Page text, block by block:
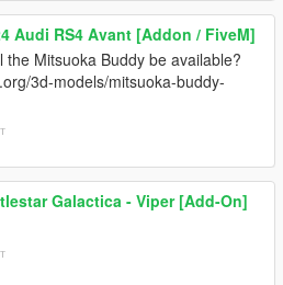
Audi RS4 Avant [Addon / FiveM]
the Mitsuoka Buddy be available?
3d-models/mitsuoka-buddy-
Galactica - Viper [Add-On]